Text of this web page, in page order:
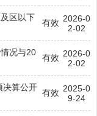
区以下
有效 2026-0
2-02
况与20
有效 2026-0
2-02
决算公开
有效 2025-0
9-24